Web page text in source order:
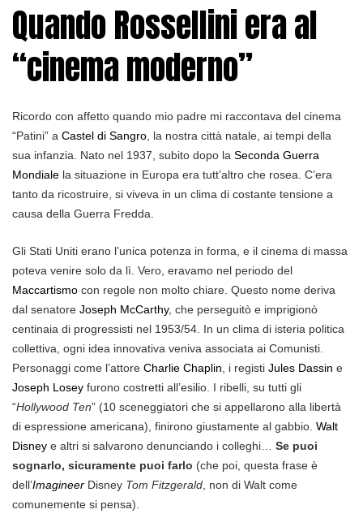
Quando Rossellini era al
“cinema moderno”
Ricordo con affetto quando mio padre mi raccontava del cinema
“Patini” a Castel di Sangro , la nostra città natale, ai tempi della
sua infanzia. Nato nel 1937, subito dopo la Seconda Guerra
Mondiale la situazione in Europa era tutt’altro che rosea. C’era
tanto da ricostruire, si viveva in un clima di costante tensione a
causa della Guerra Fredda.
Gli Stati Uniti erano l’unica potenza in forma, e il cinema di massa
poteva venire solo da lì. Vero, eravamo nel periodo del
Maccartismo con regole non molto chiare. Questo nome deriva
dal senatore Joseph McCarthy, che perseguitò e imprigionò
centinaia di progressisti nel 1953/54. In un clima di isteria politica
collettiva, ogni idea innovativa veniva associata ai Comunisti.
Personaggi come l’attore Charlie Chaplin, i registi Jules Dassin e
Joseph Losey furono costretti all’esilio. I ribelli, su tutti gli
“Hollywood Ten” (10 sceneggiatori che si appellarono alla libertà
di espressione americana), finirono giustamente al gabbio. Walt
Disney e altri si salvarono denunciando i colleghi… Se puoi
sognarlo, sicuramente puoi farlo (che poi, questa frase è
dell’Imagineer Disney Tom Fitzgerald, non di Walt come
comunemente si pensa).